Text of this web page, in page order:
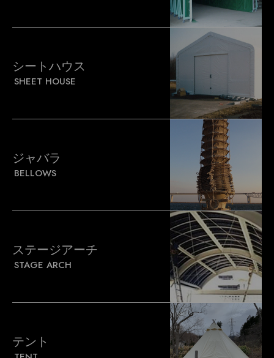
シートハウス
SHEET HOUSE
ジャバラ
BELLOWS
ステージアーチ
STAGE ARCH
テント